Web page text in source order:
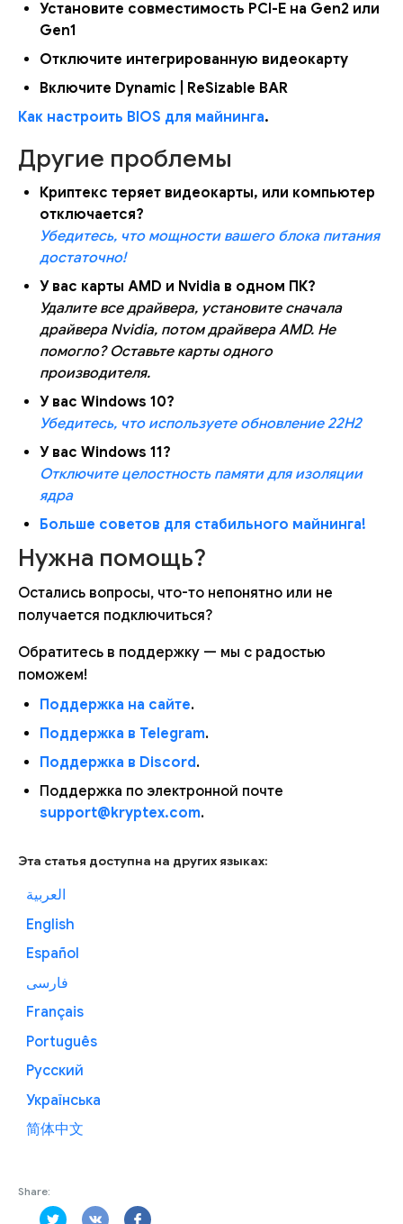
Установите совместимость PCI-E на Gen2 или
Gen1
Отключите интегрированную видеокарту
Включите Dynamic | ReSizable BAR
Как настроить BIOS для майнинга.
Другие проблемы
Криптекс теряет видеокарты, или компьютер
отключается?
Убедитесь, что мощности вашего блока питания
достаточно!
У вас карты AMD и Nvidia в одном ПК?
Удалите все драйвера, установите сначала
драйвера Nvidia, потом драйвера AMD. Не
помогло? Оставьте карты одного
производителя.
У вас Windows 10?
Убедитесь, что используете обновление 22H2
У вас Windows 11?
Отключите целостность памяти для изоляции
ядра
Больше советов для стабильного майнинга!
Нужна помощь?
Остались вопросы, что-то непонятно или не
получается подключиться?
Обратитесь в поддержку — мы с радостью
поможем!
Поддержка на сайте.
Поддержка в Telegram.
Поддержка в Discord.
Поддержка по электронной почте
support@kryptex.com.
Эта статья доступна на других языках:
العربية
English
Español
فارسی
Français
Português
Русский
Українська
简体中文
Share: